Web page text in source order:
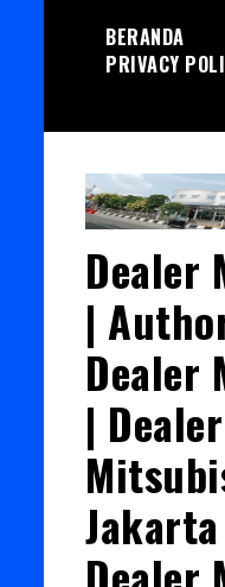
BERANDA
PRIVACY
Dealer
|
Dealer
| Dealer